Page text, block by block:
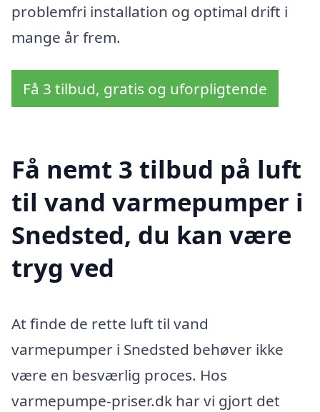
problemfri installation og optimal drift i
mange år frem.
Få 3 tilbud, gratis og uforpligtende
Få nemt 3 tilbud på luft
til vand varmepumper i
Snedsted, du kan være
tryg ved
At finde de rette luft til vand
varmepumper i Snedsted behøver ikke
være en besværlig proces. Hos
varmepumpe-priser.dk har vi gjort det